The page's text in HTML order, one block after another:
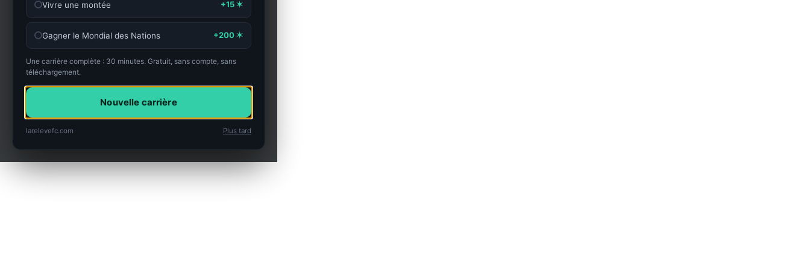
Vivre une montée +15 ✶
Gagner le Mondial des Nations +200 ✶
Une carrière complète : 30 minutes. Gratuit, sans compte, sans
téléchargement.
Nouvelle carrière
larelevefc.com Plus tard